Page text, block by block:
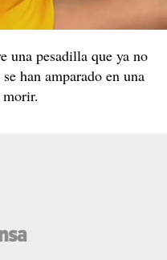
una pesadilla que ya no
han amparado en una